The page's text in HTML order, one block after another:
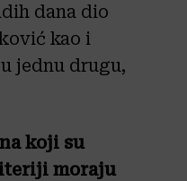
dana dio
kao i
jednu drugu,
koji su
moraju